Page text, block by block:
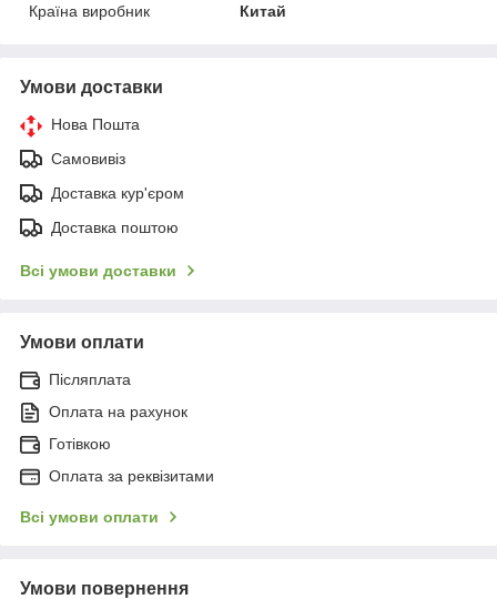
Країна виробник
Китай
Умови доставки
Нова Пошта
Самовивіз
Доставка кур'єром
Доставка поштою
Всі умови доставки
Умови оплати
Післяплата
Оплата на рахунок
Готівкою
Оплата за реквізитами
Всі умови оплати
Умови повернення